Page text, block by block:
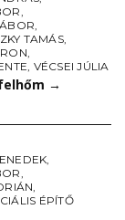
,
,
TAMÁS,
,
, VÉCSEI JÚLIA
→
,
,
,
ÉPÍTŐ